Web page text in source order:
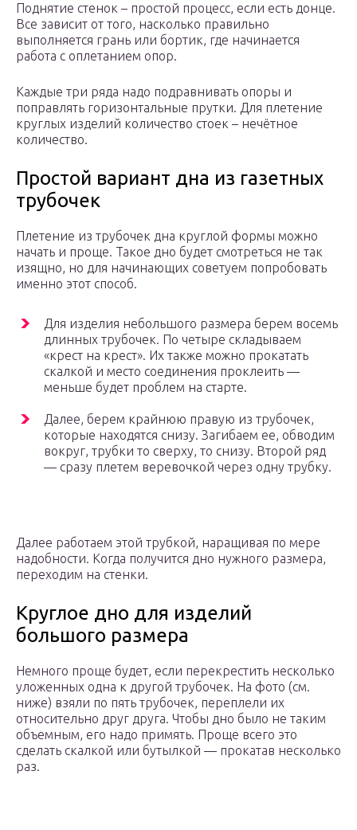
Поднятие стенок – простой процесс, если есть донце.
Все зависит от того, насколько правильно
выполняется грань или бортик, где начинается
работа с оплетанием опор.
Каждые три ряда надо подравнивать опоры и
поправлять горизонтальные прутки. Для плетение
круглых изделий количество стоек – нечётное
количество.
Простой вариант дна из газетных
трубочек
Плетение из трубочек дна круглой формы можно
начать и проще. Такое дно будет смотреться не так
изящно, но для начинающих советуем попробовать
именно этот способ.
Для изделия небольшого размера берем восемь
длинных трубочек. По четыре складываем
«крест на крест». Их также можно прокатать
скалкой и место соединения проклеить —
меньше будет проблем на старте.
Далее, берем крайнюю правую из трубочек,
которые находятся снизу. Загибаем ее, обводим
вокруг, трубки то сверху, то снизу. Второй ряд
— сразу плетем веревочкой через одну трубку.
Далее работаем этой трубкой, наращивая по мере
надобности. Когда получится дно нужного размера,
переходим на стенки.
Круглое дно для изделий
большого размера
Немного проще будет, если перекрестить несколько
уложенных одна к другой трубочек. На фото (см.
ниже) взяли по пять трубочек, переплели их
относительно друг друга. Чтобы дно было не таким
объемным, его надо примять. Проще всего это
сделать скалкой или бутылкой — прокатав несколько
раз.